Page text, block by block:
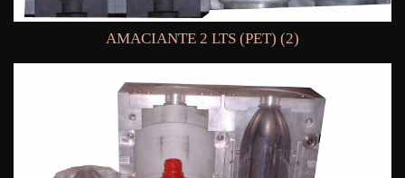
AMACIANTE 2 LTS (PET) (2)